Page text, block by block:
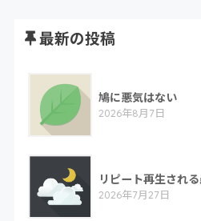
最新の投稿
鳩に悪気はない
2026年8月7日
リピート再生され
2026年7月27日